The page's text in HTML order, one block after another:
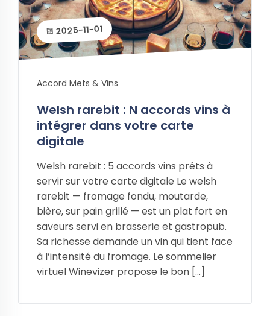
2025-11-01
Accord Mets & Vins
Welsh rarebit : N accords vins à
intégrer dans votre carte
digitale
Welsh rarebit : 5 accords vins prêts à
servir sur votre carte digitale Le welsh
rarebit — fromage fondu, moutarde,
bière, sur pain grillé — est un plat fort en
saveurs servi en brasserie et gastropub.
Sa richesse demande un vin qui tient face
à l’intensité du fromage. Le sommelier
virtuel Winevizer propose le bon […]